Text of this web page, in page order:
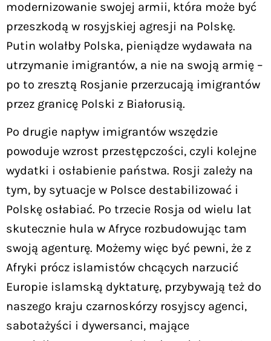
modernizowanie swojej armii, która może być
przeszkodą w rosyjskiej agresji na Polskę.
Putin wolałby Polska, pieniądze wydawała na
utrzymanie imigrantów, a nie na swoją armię –
po to zresztą Rosjanie przerzucają imigrantów
przez granicę Polski z Białorusią.
Po drugie napływ imigrantów wszędzie
powoduje wzrost przestępczości, czyli kolejne
wydatki i osłabienie państwa. Rosji zależy na
tym, by sytuacje w Polsce destabilizować i
Polskę osłabiać. Po trzecie Rosja od wielu lat
skutecznie hula w Afryce rozbudowując tam
swoją agenturę. Możemy więc być pewni, że z
Afryki prócz islamistów chcących narzucić
Europie islamską dyktaturę, przybywają też do
naszego kraju czarnoskórzy rosyjscy agenci,
sabotażyści i dywersanci, mające